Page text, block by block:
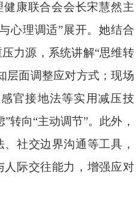
康联合会会长宋慧然主
心理调适”展开。她结合
力源，系统讲解“思维转
层面调整应对方式；现场
感官接地法等实用减压技
转向“主动调节”。此外，
社交边界沟通等工具，
际交往能力，增强应对